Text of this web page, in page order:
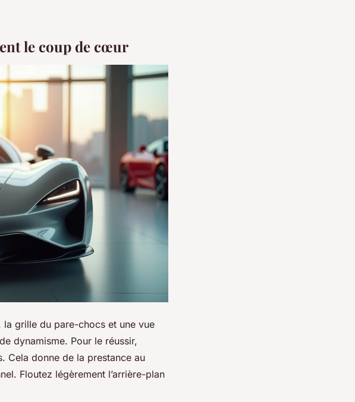
le coup de cœur
la grille du pare-chocs et une vue
dynamisme. Pour le réussir,
Cela donne de la prestance au
Floutez légèrement l’arrière-plan